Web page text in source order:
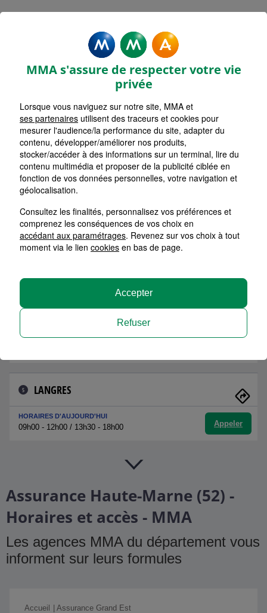
Rechercher une agence par code postal ou ville
Commencez à taper pour voir les suggestions de
Aucune suggestion disponible
LISTE AGENCES
CHAUMONT BD THIERS
HORAIRES D'AUJOURD'HUI
08h30 - 12h00 / 13h45 - 17h30
2 CHAUMONT PREFECTURE
HORAIRES D'AUJOURD'HUI
09h00 - 12h00 / 13h30 - 17h30
3 SAINT DIZIER SOUS PREFECTURE
SAINT DIZIER REPUBLIQUE
HORAIRES D'AUJOURD'HUI
5 LANGRES
HORAIRES D'AUJOURD'HUI
09h00 - 12h00 / 13h30 - 18h00 Appeler
Assurance Haute-Marne (52) -
Horaires et accès - MMA
Les agences MMA du département vous
informent sur leurs formules
Accueil Assurance Grand Est
MMA s'assure de respecter votre vie
privée
Lorsque vous naviguez sur notre site, MMA et
ses partenaires utilisent des traceurs et cookies pour
mesurer l'audience/la performance du site, adapter du
contenu, développer/améliorer nos produits,
stocker/accéder à des informations sur un terminal, lire du
contenu multimédia et proposer de la publicité ciblée en
fonction de vos données personnelles, votre navigation et
géolocalisation.
Consultez les finalités, personnalisez vos préférences et
comprenez les conséquences de vos choix en
accédant aux paramétrages. Revenez sur vos choix à tout
moment via le lien cookies en bas de page.
Refuser
Accepter